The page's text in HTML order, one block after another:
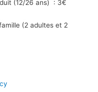
(12/26 ans) : 3€
(2 adultes et 2